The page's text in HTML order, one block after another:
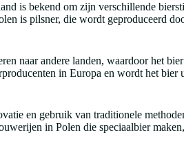
is bekend om zijn verschillende
is pilsner, die wordt geproduceerd
naar andere landen, waardoor het
in Europa en wordt het bier
en gebruik van traditionele
in Polen die speciaalbier